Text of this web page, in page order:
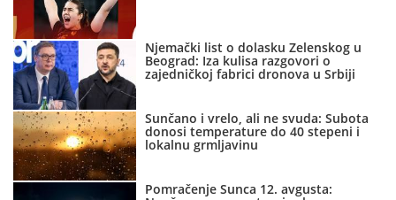
Njemački list o dolasku Zelenskog u
Beograd: Iza kulisa razgovori o
zajedničkoj fabrici dronova u Srbiji
Sunčano i vrelo, ali ne svuda: Subota
donosi temperature do 40 stepeni i
lokalnu grmljavinu
Pomračenje Sunca 12. avgusta: